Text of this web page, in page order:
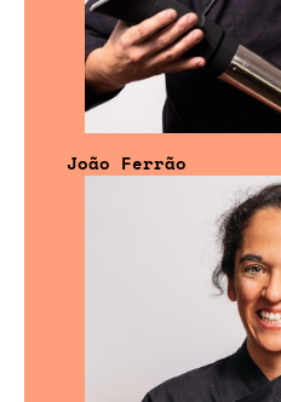
João Ferrão